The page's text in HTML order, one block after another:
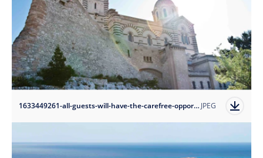
1633449261-all-guests-will-have-the-carefree-opportunity-of-exploring-historic-landmarks-of-marseilles-france?auto=format JPEG